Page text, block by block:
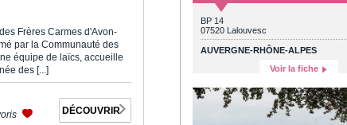
Frères Carmes d'Avon-
par la Communauté des
équipe de laïcs, accueille
des [...]
DÉCOUVRIR
BP 14
07520 Lalouvesc
AUVERGNE-RHÔNE-ALPES
Voir la fiche